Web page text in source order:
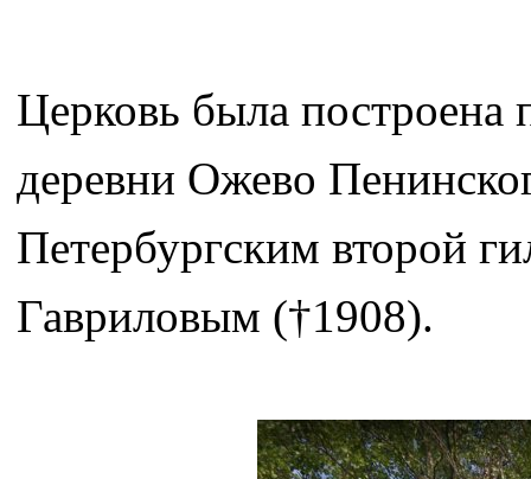
Церковь была
деревни Ожево
Петербургским второй
Гавриловым (†1908).